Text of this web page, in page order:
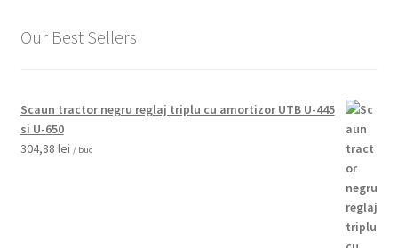
Our Best Sellers
Scaun tractor negru reglaj triplu cu amortizor UTB U-445
si U-650
304,88 lei / buc